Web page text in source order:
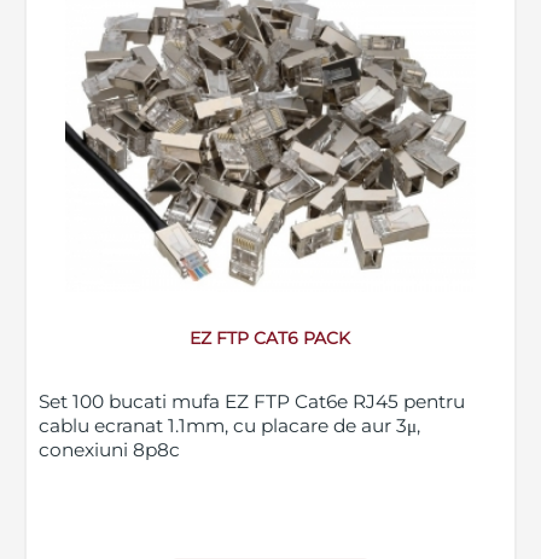
EZ FTP CAT6 PACK
Set 100 bucati mufa EZ FTP Cat6e RJ45 pentru
cablu ecranat 1.1mm, cu placare de aur 3μ,
conexiuni 8p8c